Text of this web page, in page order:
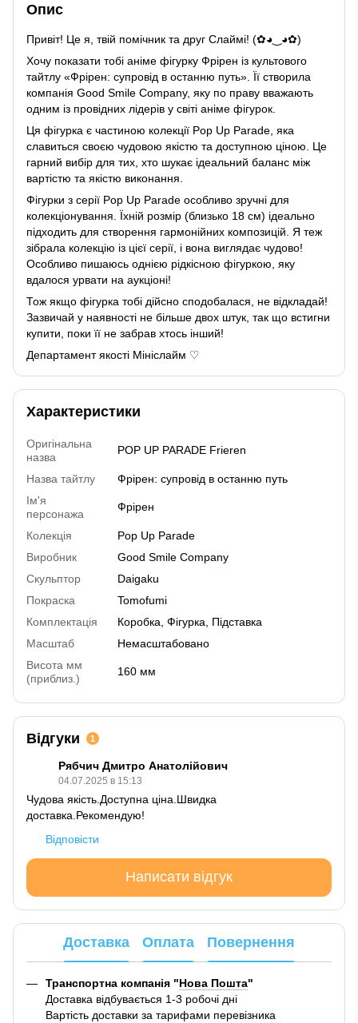
Опис
Привіт! Це я, твій помічник та друг Слаймі! (✿◕‿◕✿)
Хочу показати тобі аніме фігурку Фрірен із культового
тайтлу «Фрірен: супровід в останню путь». Її створила
компанія Good Smile Company, яку по праву вважають
одним із провідних лідерів у світі аніме фігурок.
Ця фігурка є частиною колекції Pop Up Parade, яка
славиться своєю чудовою якістю та доступною ціною. Це
гарний вибір для тих, хто шукає ідеальний баланс між
вартістю та якістю виконання.
Фігурки з серії Pop Up Parade особливо зручні для
колекціонування. Їхній розмір (близько 18 см) ідеально
підходить для створення гармонійних композицій. Я теж
зібрала колекцію із цієї серії, і вона виглядає чудово!
Особливо пишаюсь однією рідкісною фігуркою, яку
вдалося урвати на аукціоні!
Тож якщо фігурка тобі дійсно сподобалася, не відкладай!
Зазвичай у наявності не більше двох штук, так що встигни
купити, поки її не забрав хтось інший!
Департамент якості Мініслайм ♡
Характеристики
Оригінальна
назва
POP UP PARADE Frieren
Назва тайтлу
Фрірен: супровід в останню путь
Ім'я
персонажа
Фрірен
Колекція
Pop Up Parade
Виробник
Good Smile Company
Скульптор
Daigaku
Покраска
Tomofumi
Комплектація
Коробка, Фігурка, Підставка
Масштаб
Немасштабовано
Висота мм
(приблиз.)
160 мм
Відгуки 1
Рябчич Дмитро Анатолійович
04.07.2025 в 15:13
Чудова якість.Доступна ціна.Швидка
доставка.Рекомендую!
Відповісти
Написати відгук
Доставка Оплата Повернення
Транспортна компанія "Нова Пошта"
Доставка відбувається 1-3 робочі дні
Вартість доставки за тарифами перевізника